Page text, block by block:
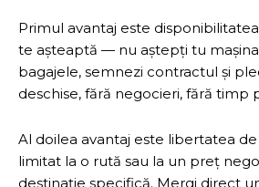
Primul avantaj este
te așteaptă — nu aștepți tu
bagajele, semnezi contractul și
deschise, fără negocieri, fără timp
Al doilea avantaj este libertatea
limitat la o rută sau la un preț
destinație specifică. Mergi direct